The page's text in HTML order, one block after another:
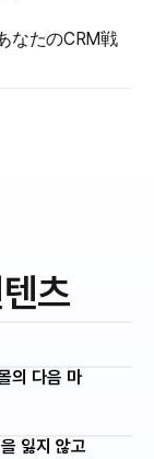
なたのCRM戦
츠
의 다음 마
잃지 않고